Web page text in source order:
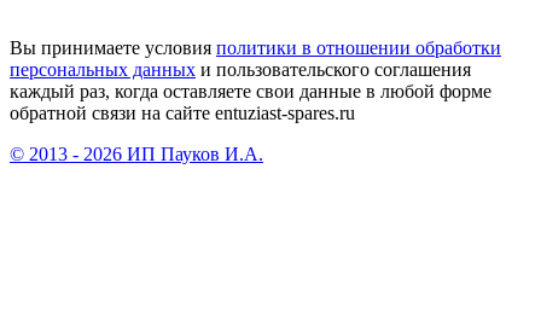
Вы принимаете условия политики в отношении обработки
персональных данных и пользовательского соглашения
каждый раз, когда оставляете свои данные в любой форме
обратной связи на сайте entuziast-spares.ru
© 2013 - 2026 ИП Пауков И.А.